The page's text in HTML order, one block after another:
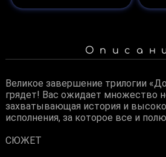
Великое завершение трилогии
грядет! Вас ожидает множество
захватывающая история и
исполнения, за которое все и
СЮЖЕТ